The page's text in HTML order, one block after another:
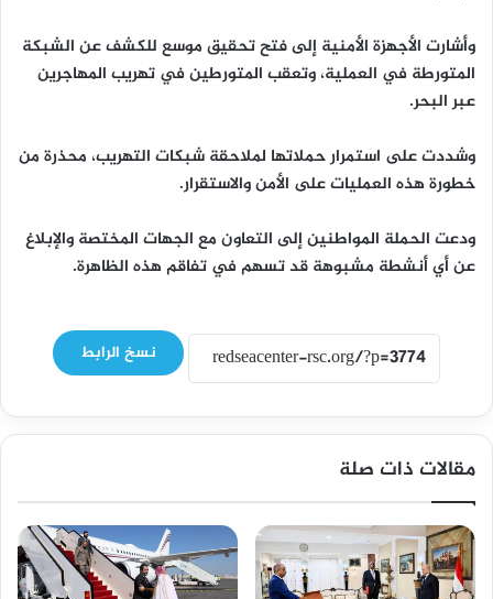
وأشارت الأجهزة الأمنية إلى فتح تحقيق موسع للكشف عن الشبكة
المتورطة في العملية، وتعقب المتورطين في تهريب المهاجرين
عبر البحر.
وشددت على استمرار حملاتها لملاحقة شبكات التهريب، محذرة من
خطورة هذه العمليات على الأمن والاستقرار.
ودعت الحملة المواطنين إلى التعاون مع الجهات المختصة والإبلاغ
عن أي أنشطة مشبوهة قد تسهم في تفاقم هذه الظاهرة.
نسخ الرابط
مقالات ذات صلة